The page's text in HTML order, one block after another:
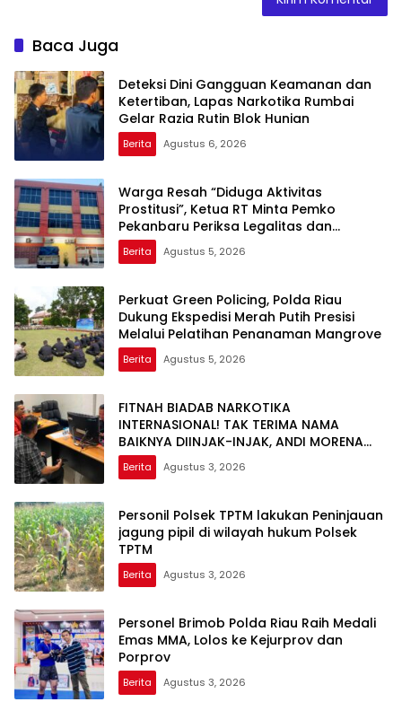
Baca Juga
Deteksi Dini Gangguan Keamanan dan
Ketertiban, Lapas Narkotika Rumbai
Gelar Razia Rutin Blok Hunian
Berita Agustus 6, 2026
Warga Resah “Diduga Aktivitas
Prostitusi”, Ketua RT Minta Pemko
Pekanbaru Periksa Legalitas dan
Aktivitas Z Homestay di Jalan Tanjung
Datuk
Berita Agustus 5, 2026
Perkuat Green Policing, Polda Riau
Dukung Ekspedisi Merah Putih Presisi
Melalui Pelatihan Penanaman Mangrove
Berita Agustus 5, 2026
FITNAH BIADAB NARKOTIKA
INTERNASIONAL! TAK TERIMA NAMA
BAIKNYA DIINJAK-INJAK, ANDI MORENA
DECLARE WAR: SIAP Bantai DAN SERET
AKUN PEMBUNUH KARAKTER KE PENJARA
Berita Agustus 3, 2026
Personil Polsek TPTM lakukan Peninjauan
jagung pipil di wilayah hukum Polsek
TPTM
Berita Agustus 3, 2026
Personel Brimob Polda Riau Raih Medali
Emas MMA, Lolos ke Kejurprov dan
Porprov
Berita Agustus 3, 2026